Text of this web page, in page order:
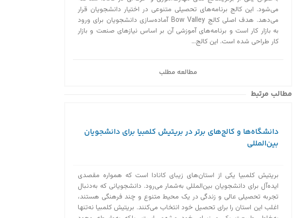
می‌شود. این کالج برنامه‌های تحصیلی متنوعی در اختیار دانشجویان قرار
می‌دهد. هدف اصلی کالج Bow Valley آماده‌سازی دانشجویان برای ورود
به بازار کار است و برنامه‌های آموزشی آن بر اساس نیازهای صنعت و بازار
کار طراحی شده است. این کالج...
مطالعه مطلب
مطالب مرتبط
دانشگاه‌ها و کالج‌های برتر در بریتیش کلمبیا برای دانشجویان
بین‌المللی
بریتیش کلمبیا یکی از استان‌های زیبای کانادا است که همواره مقصدی
ایده‌آل برای دانشجویان بین‌المللی به‌‌شمار می‌رود. دانشجویانی که به‌دنبال
تجربه تحصیلی عالی و زندگی در یک محیط متنوع و چند فرهنگی هستند،
اغلب این استان را برای تحصیل خود انتخاب می‌کنند. بریتیش کلمبیا نه‌تنها